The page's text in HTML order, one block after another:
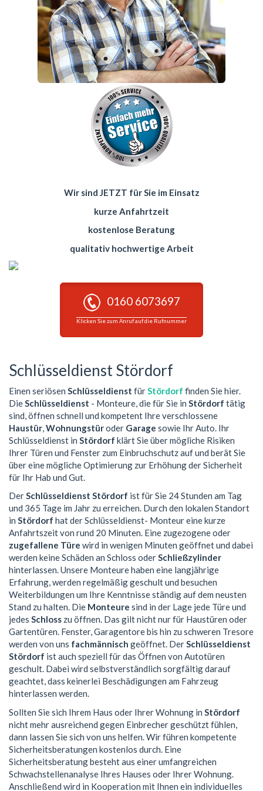
Wir sind JETZT für Sie im Einsatz
kurze Anfahrtzeit
kostenlose Beratung
qualitativ hochwertige Arbeit
0160 6073697
Klicken Sie zum Anruf auf die Rufnummer
Schlüsseldienst Stördorf
Einen seriösen Schlüsseldienst fürStördorf finden Sie hier.
DieSchlüsseldienst - Monteure, die für Sie in Stördorf tätig
sind, öffnen schnell und kompetent Ihre verschlossene
Haustür,Wohnungstüroder Garage sowie Ihr Auto. Ihr
Schlüsseldienst in Stördorf klärt Sie über mögliche Risiken
Ihrer Türen und Fenster zum Einbruchschutz auf und berät Sie
über eine mögliche Optimierung zur Erhöhung der Sicherheit
für Ihr Hab und Gut.
DerSchlüsseldienst Stördorf ist für Sie 24 Stunden am Tag
und 365 Tage im Jahr zu erreichen. Durch den lokalen Standort
in Stördorf hat der Schlüsseldienst- Monteur eine kurze
Anfahrtszeit von rund 20 Minuten. Eine zugezogene oder
zugefallene Türe wird in wenigen Minuten geöffnet und dabei
werden keine Schäden an Schloss oderSchließzylinder
hinterlassen. Unsere Monteure haben eine langjährige
Erfahrung, werden regelmäßig geschult und besuchen
Weiterbildungen um Ihre Kenntnisse ständig auf dem neusten
Stand zu halten. Die Monteure sind in der Lage jede Türe und
jedes Schloss zu öffnen. Das gilt nicht nur für Haustüren oder
Gartentüren. Fenster, Garagentore bis hin zu schweren Tresore
werden von uns fachmännisch geöffnet. DerSchlüsseldienst
Stördorf ist auch speziell für das Öffnen von Autotüren
geschult. Dabei wird selbstverständlich sorgfältig darauf
geachtet, dass keinerlei Beschädigungen am Fahrzeug
hinterlassen werden.
Sollten Sie sich Ihrem Haus oder Ihrer Wohnung in Stördorf
nicht mehr ausreichend gegen Einbrecher geschützt fühlen,
dann lassen Sie sich von uns helfen. Wir führen kompetente
Sicherheitsberatungen kostenlos durch. Eine
Sicherheitsberatung besteht aus einer umfangreichen
Schwachstellenanalyse Ihres Hauses oder Ihrer Wohnung.
Anschließend wird in Kooperation mit Ihnen ein individuelles